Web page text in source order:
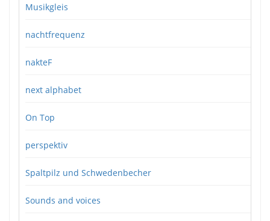
Musikgleis
nachtfrequenz
nakteF
next alphabet
On Top
perspektiv
Spaltpilz und Schwedenbecher
Sounds and voices